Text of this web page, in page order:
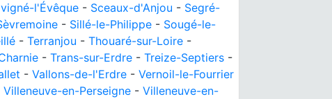
l'Évêque - Sceaux-d'Anjou - Segré-
- Sillé-le-Philippe - Sougé-le-
- Terranjou - Thouaré-sur-Loire -
- Trans-sur-Erdre - Treize-Septiers -
- Vallons-de-l'Erdre - Vernoil-le-Fourrier
Villeneuve-en-Perseigne - Villeneuve-en-